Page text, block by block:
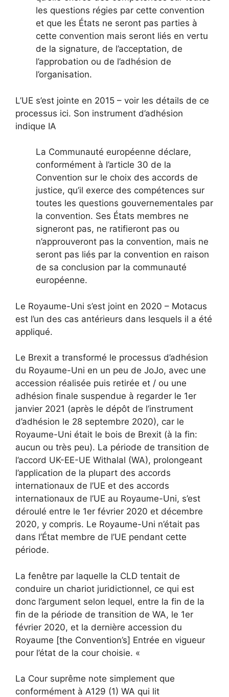
les questions régies par cette convention
et que les États ne seront pas parties à
cette convention mais seront liés en vertu
de la signature, de l’acceptation, de
l’approbation ou de l’adhésion de
l’organisation.
L’UE s’est jointe en 2015 – voir les détails de ce
processus ici. Son instrument d’adhésion
indique IA
La Communauté européenne déclare,
conformément à l’article 30 de la
Convention sur le choix des accords de
justice, qu’il exerce des compétences sur
toutes les questions gouvernementales par
la convention. Ses États membres ne
signeront pas, ne ratifieront pas ou
n’approuveront pas la convention, mais ne
seront pas liés par la convention en raison
de sa conclusion par la communauté
européenne.
Le Royaume-Uni s’est joint en 2020 – Motacus
est l’un des cas antérieurs dans lesquels il a été
appliqué.
Le Brexit a transformé le processus d’adhésion
du Royaume-Uni en un peu de JoJo, avec une
accession réalisée puis retirée et / ou une
adhésion finale suspendue à regarder le 1er
janvier 2021 (après le dépôt de l’instrument
d’adhésion le 28 septembre 2020), car le
Royaume-Uni était le bois de Brexit (à la fin:
aucun ou très peu). La période de transition de
l’accord UK-EE-UE Withalal (WA), prolongeant
l’application de la plupart des accords
internationaux de l’UE et des accords
internationaux de l’UE au Royaume-Uni, s’est
déroulé entre le 1er février 2020 et décembre
2020, y compris. Le Royaume-Uni n’était pas
dans l’État membre de l’UE pendant cette
période.
La fenêtre par laquelle la CLD tentait de
conduire un chariot juridictionnel, ce qui est
donc l’argument selon lequel, entre la fin de la
fin de la période de transition de WA, le 1er
février 2020, et la dernière accession du
Royaume [the Convention’s] Entrée en vigueur
pour l’état de la cour choisie. «
La Cour suprême note simplement que
conformément à A129 (1) WA qui lit